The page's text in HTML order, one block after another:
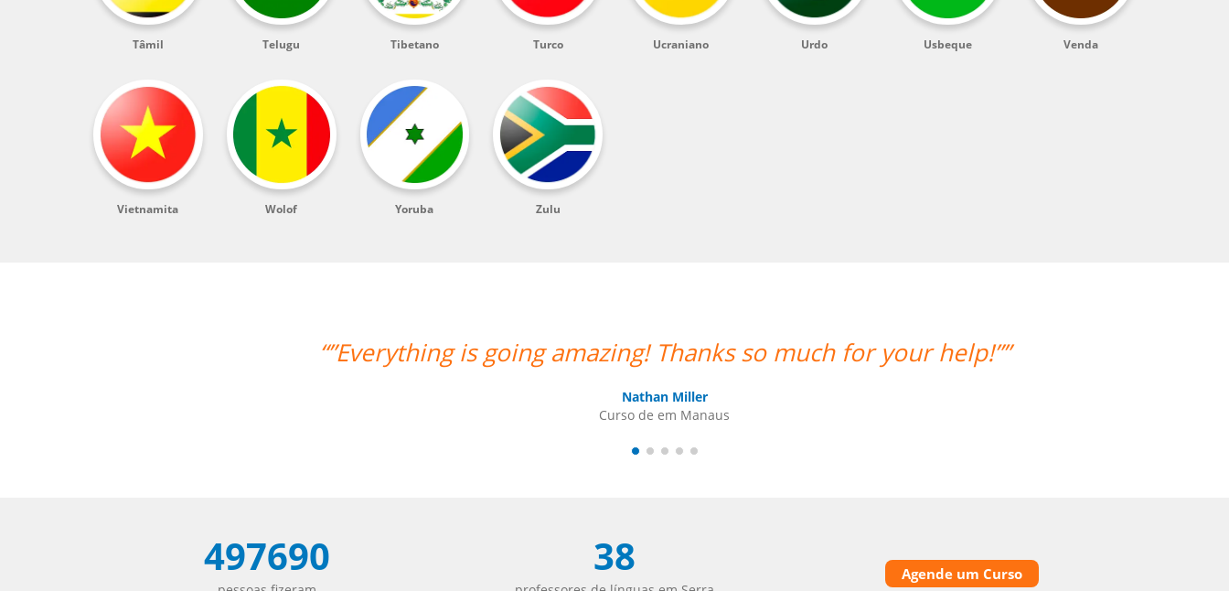
Tâmil Telugu Tibetano Turco Ucraniano Urdo Usbeque Venda
Vietnamita Wolof Yoruba Zulu
“”My wife likes the lessons and the teacher's punctuality.””
Seok Kwon
Curso de em Goiânia, CJ Selecta
497690 38 Agende um Curso